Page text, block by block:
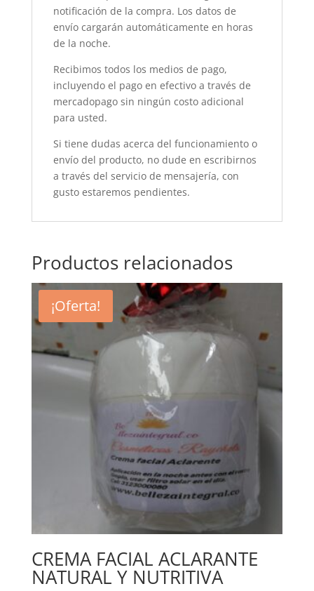
notificación de la compra. Los datos de
envío cargarán automáticamente en horas
de la noche.
Recibimos todos los medios de pago,
incluyendo el pago en efectivo a través de
mercadopago sin ningún costo adicional
para usted.
Si tiene dudas acerca del funcionamiento o
envío del producto, no dude en escribirnos
a través del servicio de mensajería, con
gusto estaremos pendientes.
Productos relacionados
¡Oferta!
CREMA FACIAL ACLARANTE
NATURAL Y NUTRITIVA